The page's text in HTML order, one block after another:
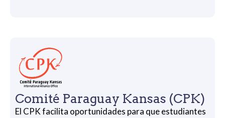
Comité Paraguay Kansas (CPK)
El CPK facilita oportunidades para que estudiantes